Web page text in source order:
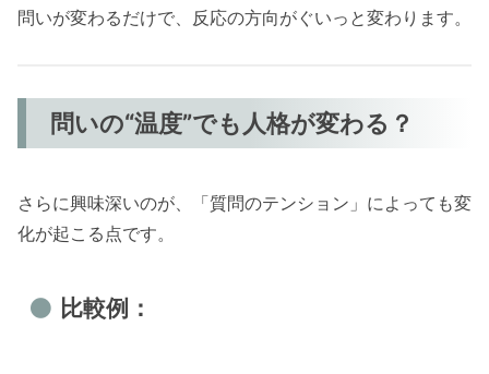
問いが変わるだけで、反応の方向がぐいっと変わります。
問いの“温度”でも人格が変わる？
さらに興味深いのが、「質問のテンション」によっても変
化が起こる点です。
比較例：